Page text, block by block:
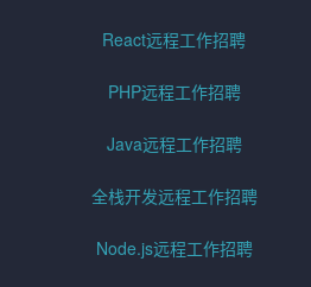
React远程工作招聘
PHP远程工作招聘
Java远程工作招聘
全栈开发远程工作招聘
Node.js远程工作招聘